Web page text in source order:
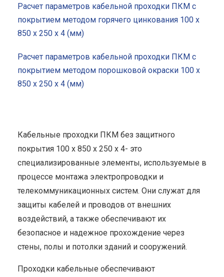
Расчет параметров кабельной проходки ПКМ с
покрытием методом горячего цинкования 100 x
850 x 250 x 4 (мм)
Расчет параметров кабельной проходки ПКМ с
покрытием методом порошковой окраски 100 x
850 x 250 x 4 (мм)
Кабельные проходки ПКМ без защитного
покрытия 100 x 850 x 250 x 4- это
специализированные элементы, используемые в
процессе монтажа электропроводки и
телекоммуникационных систем. Они служат для
защиты кабелей и проводов от внешних
воздействий, а также обеспечивают их
безопасное и надежное прохождение через
стены, полы и потолки зданий и сооружений.
Проходки кабельные обеспечивают